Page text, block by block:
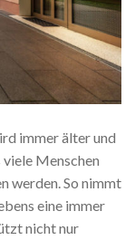
immer älter und
Menschen
werden. So nimmt
eine immer
nicht nur